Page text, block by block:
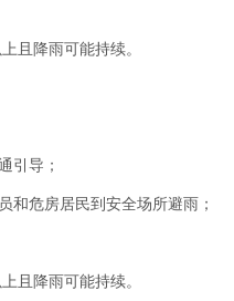
且降雨可能持续。
引导；
危房居民到安全场所避雨；
且降雨可能持续。